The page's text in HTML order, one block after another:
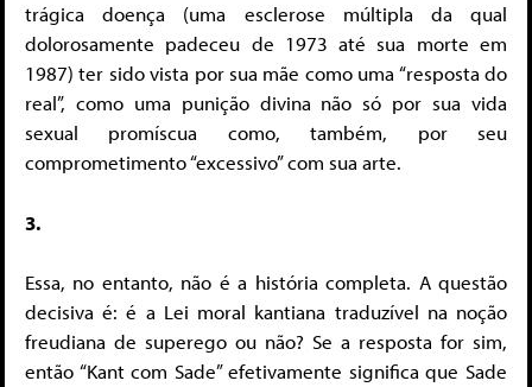
trágica doença (uma esclerose múltipla da qual
dolorosamente padeceu de 1973 até sua morte em
1987) ter sido vista por sua mãe como uma “resposta do
real”, como uma punição divina não só por sua vida
sexual promíscua como, também, por seu
comprometimento “excessivo” com sua arte.
3.
Essa, no entanto, não é a história completa. A questão
decisiva é: é a Lei moral kantiana traduzível na noção
freudiana de superego ou não? Se a resposta for sim,
então “Kant com Sade” efetivamente significa que Sade